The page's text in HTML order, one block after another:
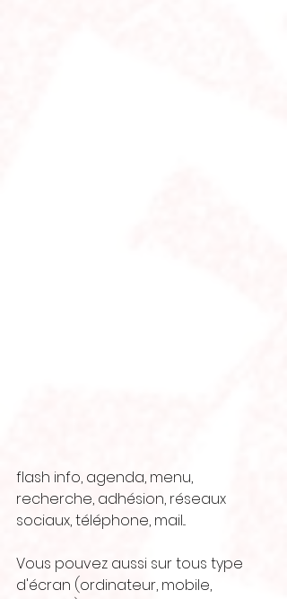
flash info, agenda, menu,
recherche, adhésion, réseaux
sociaux, téléphone, mail...
Vous pouvez aussi sur tous type
d'écran (ordinateur, mobile,